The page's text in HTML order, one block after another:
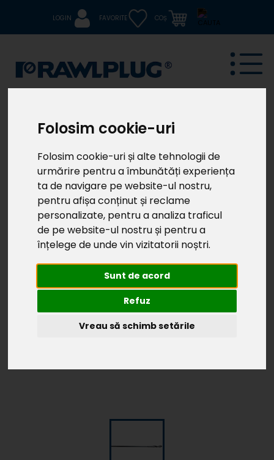
Folosim cookie-uri
Folosim cookie-uri și alte tehnologii de
urmărire pentru a îmbunătăți experiența
ta de navigare pe website-ul nostru,
pentru afișa conținut și reclame
personalizate, pentru a analiza traficul
de pe website-ul nostru și pentru a
înțelege de unde vin vizitatorii noștri.
Sunt de acord
Refuz
Vreau să schimb setările
LOGIN FAVORITE COȘ
RT-FWD
Burghiu pentru cofraj SDS Plus pentru realizarea
găurilor adânci în lemn şi materiale din lemn
Supreme